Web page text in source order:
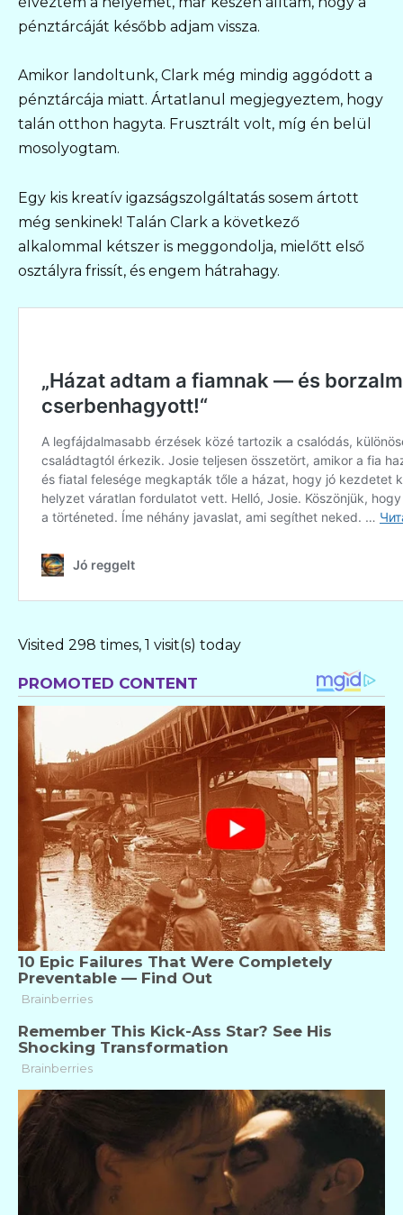
pénztárcáját később adjam vissza.
Amikor landoltunk, Clark még mindig aggódott a
pénztárcája miatt. Ártatlanul megjegyeztem, hogy
talán otthon hagyta. Frusztrált volt, míg én belül
mosolyogtam.
Egy kis kreatív igazságszolgáltatás sosem ártott
még senkinek! Talán Clark a következő
alkalommal kétszer is meggondolja, mielőtt első
osztályra frissít, és engem hátrahagy.
Visited 298 times, 1 visit(s) today